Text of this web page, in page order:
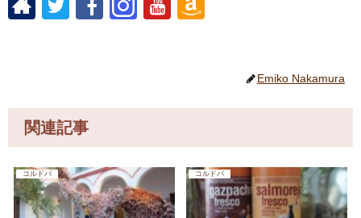
Emiko Nakamura
関連記事
コルドバ コルドバ